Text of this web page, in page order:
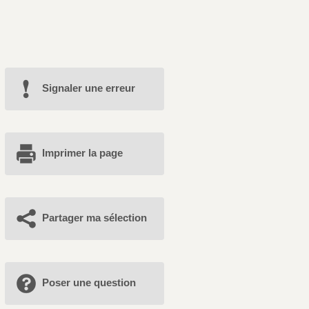
Signaler une erreur
Imprimer la page
Partager ma sélection
Poser une question